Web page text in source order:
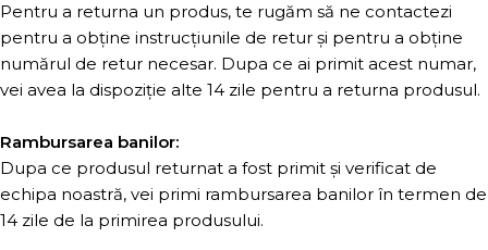
Pentru a returna un produs, te rugăm să ne contactezi
pentru a obține instrucțiunile de retur și pentru a obține
numărul de retur necesar. Dupa ce ai primit acest numar,
vei avea la dispoziție alte 14 zile pentru a returna produsul.
Rambursarea banilor:
Dupa ce produsul returnat a fost primit și verificat de
echipa noastră, vei primi rambursarea banilor în termen de
14 zile de la primirea produsului.